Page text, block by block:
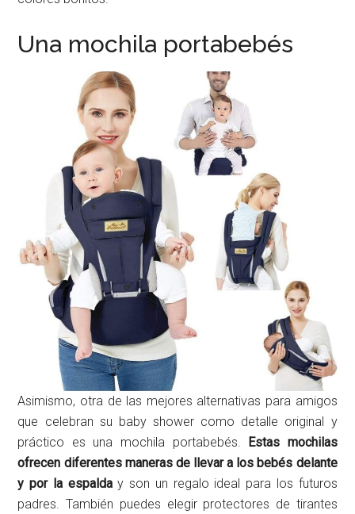
Una mochila portabebés
Asimismo, otra de las mejores alternativas para amigos
que celebran su baby shower como detalle original y
práctico es una mochila portabebés. Estas mochilas
ofrecen diferentes maneras de llevar a los bebés delante
y por la espalday son un regalo ideal para los futuros
padres. También puedes elegir protectores de tirantes